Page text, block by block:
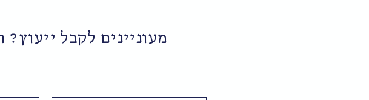
מעוניינים לקבל